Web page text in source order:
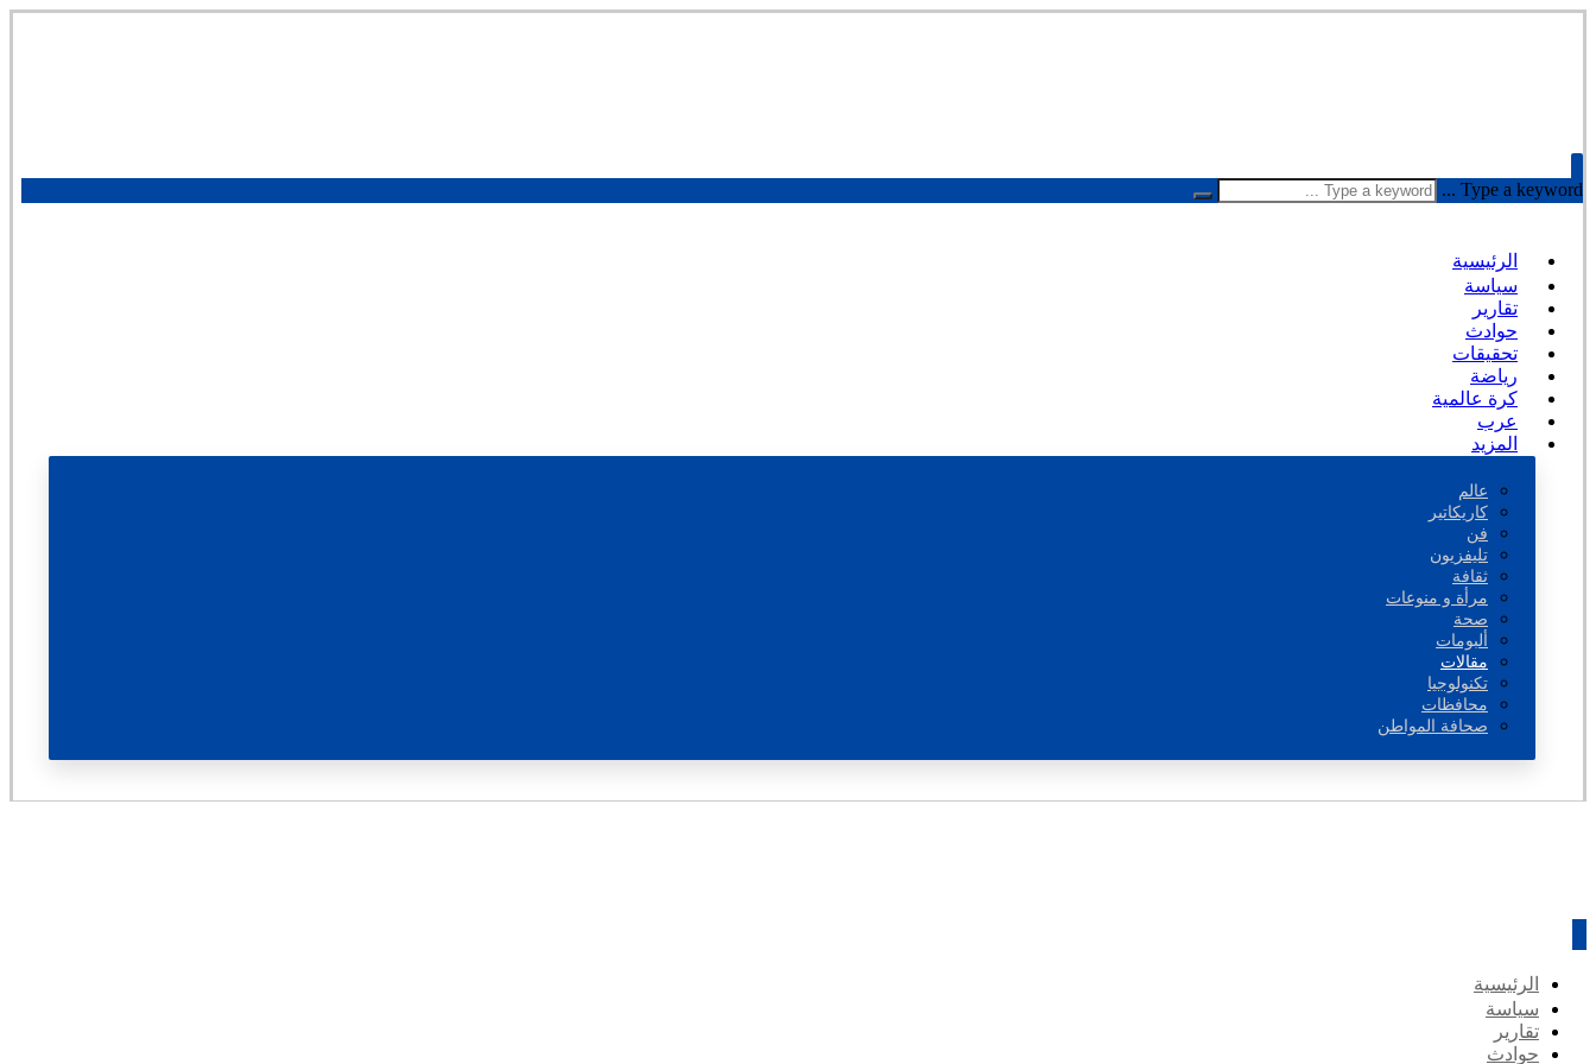
Type a keyword ...
الرئيسية
سياسة
تقارير
حوادث
تحقيقات
رياضة
كرة عالمية
عرب
المزيد
عالم
كاريكاتير
فن
تليفزيون
ثقافة
مرأة و منوعات
صحة
ألبومات
مقالات
تكنولوجيا
محافظات
صحافة المواطن
الرئيسية
سياسة
تقارير
حوادث